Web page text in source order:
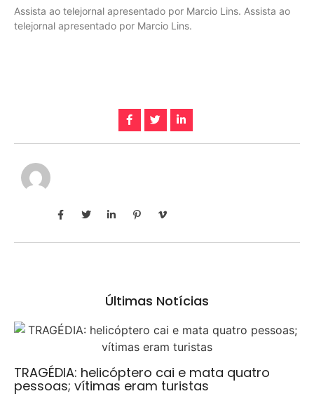
Assista ao telejornal apresentado por Marcio Lins. Assista ao
telejornal apresentado por Marcio Lins.
Últimas Notícias
TRAGÉDIA: helicóptero cai e mata quatro
pessoas; vítimas eram turistas